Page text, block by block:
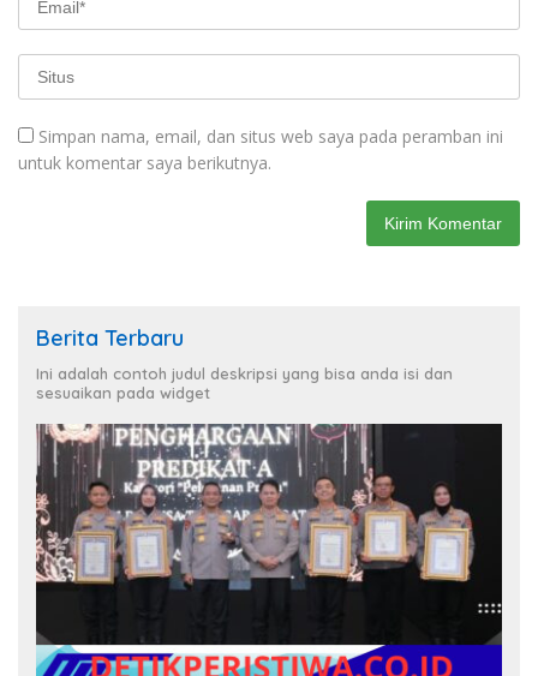
Simpan nama, email, dan situs web saya pada peramban ini
untuk komentar saya berikutnya.
Berita Terbaru
Ini adalah contoh judul deskripsi yang bisa anda isi dan
sesuaikan pada widget